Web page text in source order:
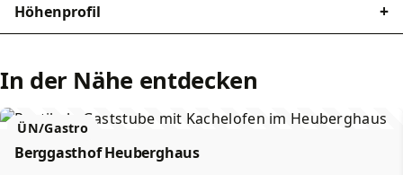
Höhenprofil
In der Nähe entdecken
ÜN/Gastro
Berggasthof Heuberghaus